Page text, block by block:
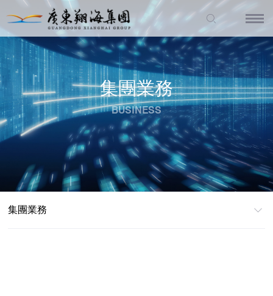
集團業務
BUSINESS
集團業務